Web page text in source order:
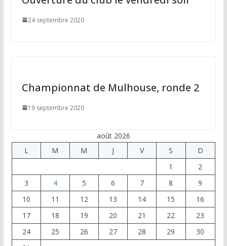
24 septembre 2020
Championnat de Mulhouse, ronde 2
19 septembre 2020
août 2026
L
M M J V S
D
1
2
3
4 5 6 7 8
9
10
11 12 13 14 15
16
17
18 19 20 21 22
23
24
25 26 27 28 29
30